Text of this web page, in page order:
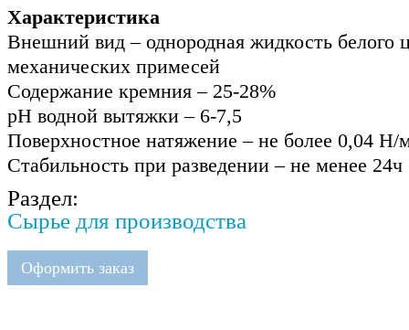
Характеристика
Внешний вид – однородная жидкость белого
механических примесей
Содержание кремния – 25-28%
рН водной вытяжки – 6-7,5
Поверхностное натяжение – не более 0,04 Н/
Стабильность при разведении – не менее 24ч
Раздел:
Сырье для производства
Оформить заказ